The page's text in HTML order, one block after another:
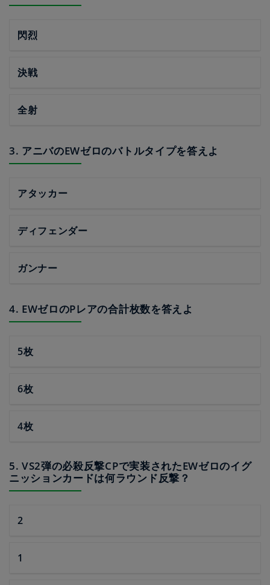
閃烈
決戦
全射
3. アニバのEWゼロのバトルタイプを答えよ
アタッカー
ディフェンダー
ガンナー
4. EWゼロのPレアの合計枚数を答えよ
5枚
6枚
4枚
5. VS2弾の必殺反撃CPで実装されたEWゼロのイグ
ニッションカードは何ラウンド反撃？
2
1